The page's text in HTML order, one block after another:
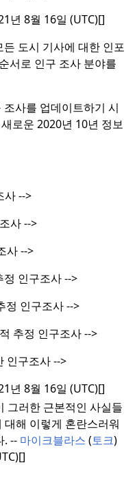
년 8월 16일 (UTC)[]
도시 기사에 대한 인포
서로 인구 조사 분야를
사를 업데이트하기 시
로운 2020년 10년 정보
사 -->
사 -->
사 -->
인구조사 -->
정 인구조사 -->
추정 인구조사 -->
인구조사 -->
년 8월 16일 (UTC)[]
그러한 근본적인 사실들
해 이렇게 혼란스러워
. -- 마이크블라스 (토크)